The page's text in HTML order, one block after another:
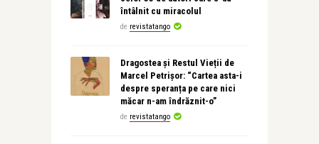
întâlnit cu miracolul
de revistatango
Dragostea și Restul Vieții de
Marcel Petrișor: “Cartea asta-i
despre speranța pe care nici
măcar n-am îndrăznit-o”
de revistatango